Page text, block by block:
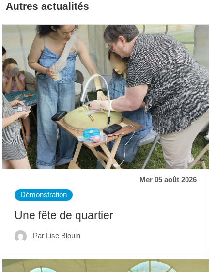
Autres actualités
Mer 05 août 2026
Démonstration
Une fête de quartier
Par Lise Blouin